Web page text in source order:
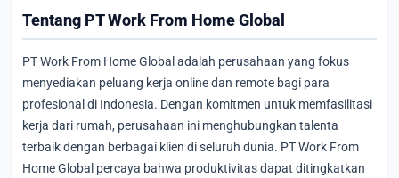
Tentang PT Work From Home Global
PT Work From Home Global adalah perusahaan yang fokus
menyediakan peluang kerja online dan remote bagi para
profesional di Indonesia. Dengan komitmen untuk memfasilitasi
kerja dari rumah, perusahaan ini menghubungkan talenta
terbaik dengan berbagai klien di seluruh dunia. PT Work From
Home Global percaya bahwa produktivitas dapat ditingkatkan